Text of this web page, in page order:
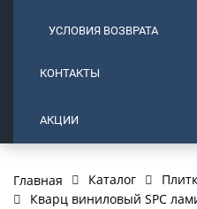
УСЛОВИЯ ВОЗВРАТА
КОНТАКТЫ
АКЦИИ
Главная Каталог
Кварц виниловый SPC